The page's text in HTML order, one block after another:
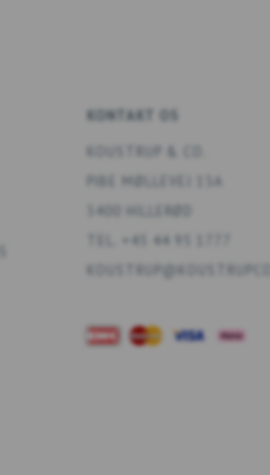
KONTAKT OS
PIBE MØLLEVEJ 13A
3400 HILLERØD
TEL. +45 44 95 1777